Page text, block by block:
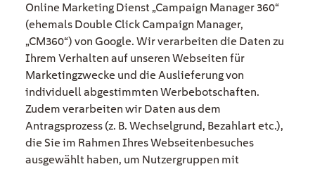
Online Marketing Dienst „Campaign Manager 360“
(ehemals Double Click Campaign Manager,
„CM360“) von Google. Wir verarbeiten die Daten zu
Ihrem Verhalten auf unseren Webseiten für
Marketingzwecke und die Auslieferung von
individuell abgestimmten Werbebotschaften.
Zudem verarbeiten wir Daten aus dem
Antragsprozess (z. B. Wechselgrund, Bezahlart etc.),
die Sie im Rahmen Ihres Webseitenbesuches
ausgewählt haben, um Nutzergruppen mit